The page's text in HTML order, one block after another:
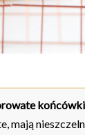
końcówki
mają